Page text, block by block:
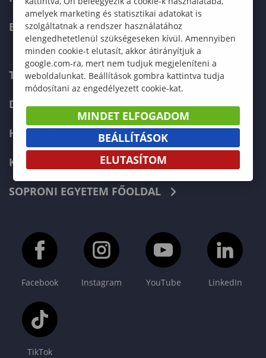
ERASMUS+
TELEFONKÖNYV
DOKUMENTUMOK
HÍREK
KAPCSOLAT
SOPRONI EGYETEM FŐOLDAL
Facebook Instagram YouTube LinkedIn
TikTok
amelyek marketing és statisztikai adatokat is
szolgáltatnak a rendszer használatához
elengedhetetlenül szükségeseken kívül. Amennyiben
minden cookie-t elutasít, akkor átirányítjuk a
google.com-ra, mert nem tudjuk megjeleníteni a
weboldalunkat. Beállítások gombra kattintva tudja
módosítani az engedélyezett cookie-kat.
MINDET ELFOGADOM
BEÁLLÍTÁSOK
ELUTASÍTOM